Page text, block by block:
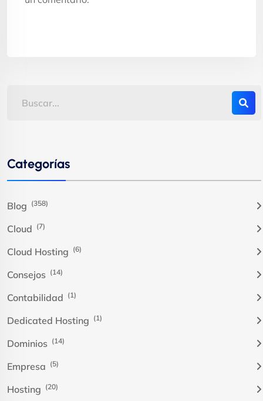
Categorías
Blog (358)
Cloud (7)
Cloud Hosting (6)
Consejos (14)
Contabilidad (1)
Dedicated Hosting (1)
Dominios (14)
Empresa (5)
Hosting (20)